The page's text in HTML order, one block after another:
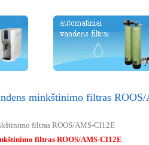
minkštinimo filtras
filtras ROOS/AMS-CI12E
filtras ROOS/AMS-CI12E